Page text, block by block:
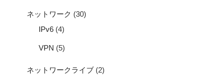
ネットワーク (30)
IPv6 (4)
VPN (5)
ネットワークライブ (2)